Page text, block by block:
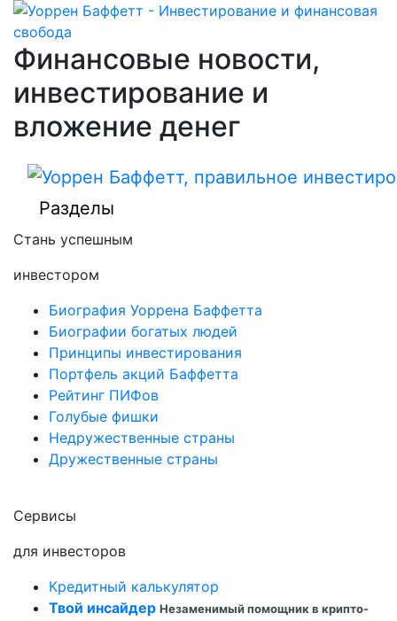
Финансовые новости,
инвестирование и
вложение денег
Разделы
Стань успешным
инвестором
Биография Уоррена Баффетта
Биографии богатых людей
Принципы инвестирования
Портфель акций Баффетта
Рейтинг ПИФов
Голубые фишки
Недружественные страны
Дружественные страны
Сервисы
для инвесторов
Кредитный калькулятор
Твой инсайдер Незаменимый помощник в крипто-